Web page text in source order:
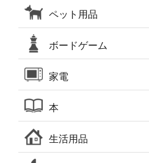
ペット用品
ボードゲーム
家電
本
生活用品